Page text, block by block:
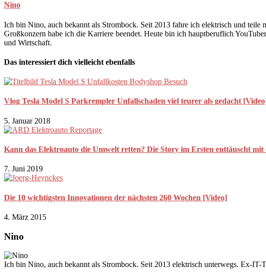
Nino
Ich bin Nino, auch bekannt als Strombock. Seit 2013 fahre ich elektrisch und
Großkonzern habe ich die Karriere beendet. Heute bin ich hauptberuflich
und Wirtschaft.
Das interessiert dich vielleicht ebenfalls
Vlog Tesla Model S Parkrempler Unfallschaden viel teurer als gedacht [Video]
5. Januar 2018
Kann das Elektroauto die Umwelt retten? Die Story im Ersten enttäuscht
7. Juni 2019
Die 10 wichtigsten Innovationen der nächsten 260 Wochen [Video]
4. März 2015
Nino
Ich bin Nino, auch bekannt als Strombock. Seit 2013 elektrisch unterwegs. Ex-